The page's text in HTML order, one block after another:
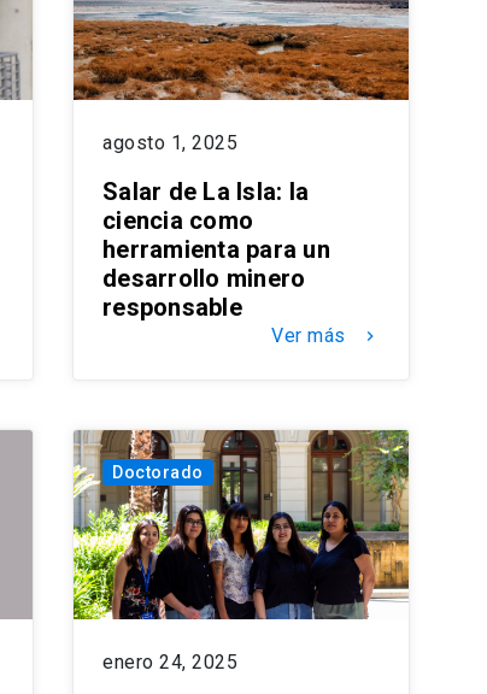
agosto 1, 2025
Salar de La Isla: la
ciencia como
herramienta para un
desarrollo minero
responsable
Ver más keyboard_arrow_right
Doctorado
enero 24, 2025